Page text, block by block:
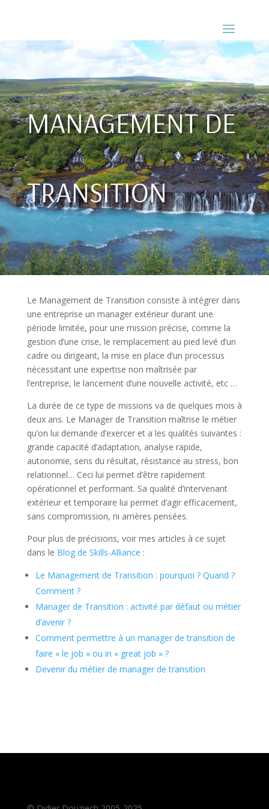
MANAGEMENT DE
TRANSITION
Le Management de Transition consiste à intégrer dans
une entreprise un manager extérieur durant une
période limitée, pour une mission précise, comme la
gestion d’une crise, le remplacement au pied levé d’un
cadre ou dirigeant, la mise en place d’un processus
nécessitant une expertise non maîtrisée par
l’entreprise, le lancement d’une nouvelle activité, etc …
La durée de ce type de missions va de quelques mois à
deux ans. Le Manager de Transition maîtrise le métier
qu’on lui demande d’exercer et a les qualités suivantes :
grande capacité d’adaptation, analyse rapide,
autonomie, sens du résultat, résistance au stress, bon
relationnel… Ceci lui permet d’être rapidement
opérationnel et performant. Sa qualité d’intervenant
extérieur et temporaire lui permet d’agir efficacement,
sans compromission, ni arrières pensées.
Pour plus de précisions, voir mes articles à ce sujet
dans le Blog de Skills-Alliance :
Le Management de Transition : pourquoi ? Quand ?
Comment ?
Manager de Transition : activité par défaut ou métier
d’avenir ?
Comment permettre à un manager de transition de
faire « le job » ou in « great job » ?
Devenir du métier de manager de transition